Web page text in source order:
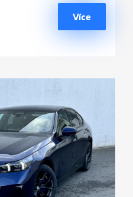
Více